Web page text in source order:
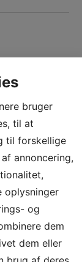
rates,
remains
i’ve
best 100
of totally
bruger
til at
til forskellige
annoncering,
oplysninger
og
dem
dem eller